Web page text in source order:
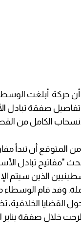
حركة أبلغت
تفاصيل صفقة تبادل
الكامل من
المتوقع أن تبدأ
"مفاتيح تبادل
الذين سيتم
وقد قام الوسطاء
القضايا
خلال صفقة يناير